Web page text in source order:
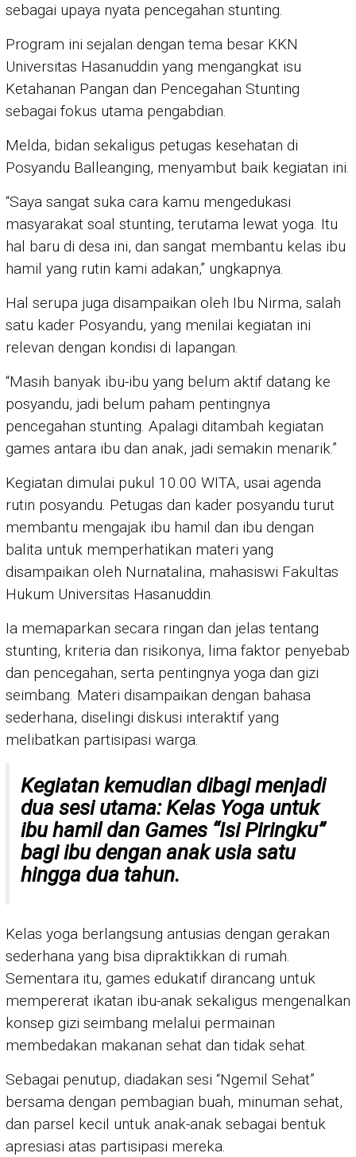
sebagai upaya nyata pencegahan stunting.
Program ini sejalan dengan tema besar KKN
Universitas Hasanuddin yang mengangkat isu
Ketahanan Pangan dan Pencegahan Stunting
sebagai fokus utama pengabdian.
Melda, bidan sekaligus petugas kesehatan di
Posyandu Balleanging, menyambut baik kegiatan ini.
“Saya sangat suka cara kamu mengedukasi
masyarakat soal stunting, terutama lewat yoga. Itu
hal baru di desa ini, dan sangat membantu kelas ibu
hamil yang rutin kami adakan,” ungkapnya.
Hal serupa juga disampaikan oleh Ibu Nirma, salah
satu kader Posyandu, yang menilai kegiatan ini
relevan dengan kondisi di lapangan.
“Masih banyak ibu-ibu yang belum aktif datang ke
posyandu, jadi belum paham pentingnya
pencegahan stunting. Apalagi ditambah kegiatan
games antara ibu dan anak, jadi semakin menarik.”
Kegiatan dimulai pukul 10.00 WITA, usai agenda
rutin posyandu. Petugas dan kader posyandu turut
membantu mengajak ibu hamil dan ibu dengan
balita untuk memperhatikan materi yang
disampaikan oleh Nurnatalina, mahasiswi Fakultas
Hukum Universitas Hasanuddin.
Ia memaparkan secara ringan dan jelas tentang
stunting, kriteria dan risikonya, lima faktor penyebab
dan pencegahan, serta pentingnya yoga dan gizi
seimbang. Materi disampaikan dengan bahasa
sederhana, diselingi diskusi interaktif yang
melibatkan partisipasi warga.
Kegiatan kemudian dibagi menjadi
dua sesi utama:Kelas Yoga untuk
ibu hamil dan Games “Isi Piringku”
bagi ibu dengan anak usia satu
hingga dua tahun.
Kelas yoga berlangsung antusias dengan gerakan
sederhana yang bisa dipraktikkan di rumah.
Sementara itu, games edukatif dirancang untuk
mempererat ikatan ibu-anak sekaligus mengenalkan
konsep gizi seimbang melalui permainan
membedakan makanan sehat dan tidak sehat.
Sebagai penutup, diadakan sesi “Ngemil Sehat”
bersama dengan pembagian buah, minuman sehat,
dan parsel kecil untuk anak-anak sebagai bentuk
apresiasi atas partisipasi mereka.